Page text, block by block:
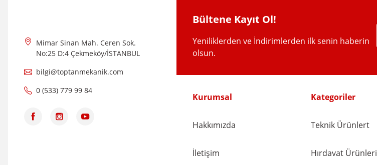
Mimar Sinan Mah. Ceren Sok.
No:25 D:4 Çekmeköy/İSTANBUL
bilgi@toptanmekanik.com
0 (533) 779 99 84
Bültene Kayıt Ol!
Yeniliklerden ve İndirimlerden ilk senin haberin
olsun.
Kurumsal
Hakkımızda
İletişim
Kategoriler
Teknik Ürünlert
Hırdavat Ürünleri